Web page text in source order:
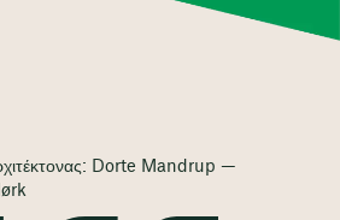
Dorte Mandrup —